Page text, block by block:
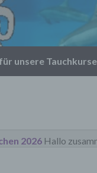
unsere Tauchkurse
2026Hallo